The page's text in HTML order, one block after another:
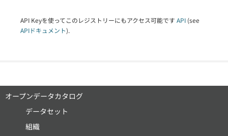
API Keyを使ってこのレジストリーにもアクセス可能です API (see
APIドキュメント).
オープンデータカタログ
データセット
組織